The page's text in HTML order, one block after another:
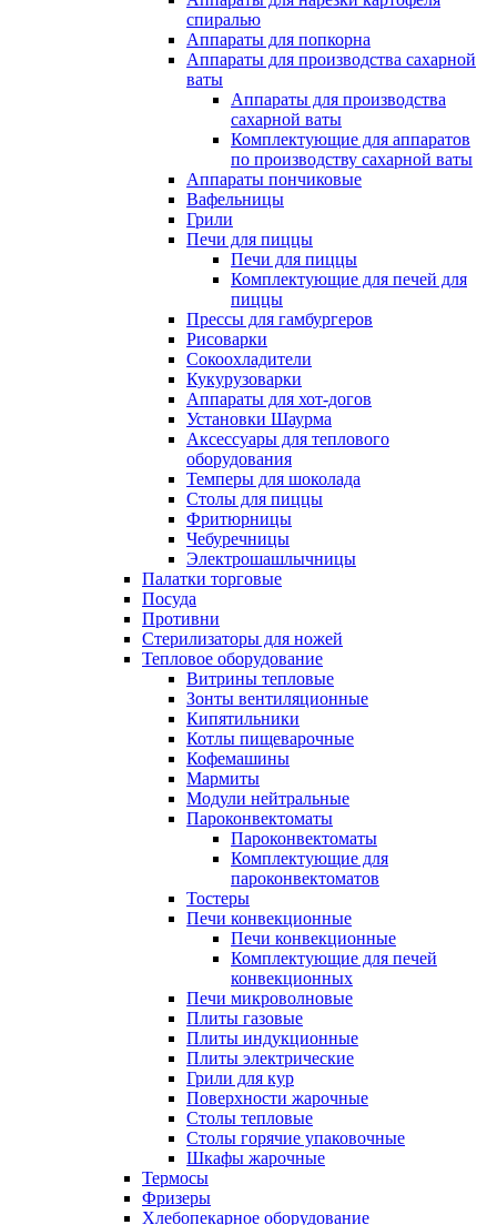
спиралью
Аппараты для попкорна
Аппараты для производства сахарной
ваты
Аппараты для производства
сахарной ваты
Комплектующие для аппаратов
по производству сахарной ваты
Аппараты пончиковые
Вафельницы
Грили
Печи для пиццы
Печи для пиццы
Комплектующие для печей для
пиццы
Прессы для гамбургеров
Рисоварки
Сокоохладители
Кукурузоварки
Аппараты для хот-догов
Установки Шаурма
Аксессуары для теплового
оборудования
Темперы для шоколада
Столы для пиццы
Фритюрницы
Чебуречницы
Электрошашлычницы
Палатки торговые
Посуда
Противни
Стерилизаторы для ножей
Тепловое оборудование
Витрины тепловые
Зонты вентиляционные
Кипятильники
Котлы пищеварочные
Кофемашины
Мармиты
Модули нейтральные
Пароконвектоматы
Пароконвектоматы
Комплектующие для
пароконвектоматов
Тостеры
Печи конвекционные
Печи конвекционные
Комплектующие для печей
конвекционных
Печи микроволновые
Плиты газовые
Плиты индукционные
Плиты электрические
Грили для кур
Поверхности жарочные
Столы тепловые
Столы горячие упаковочные
Шкафы жарочные
Термосы
Фризеры
Хлебопекарное оборудование